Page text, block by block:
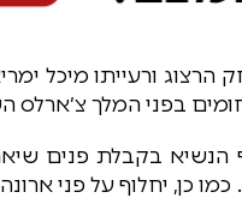
ורעייתו מיכל
בפני המלך
בקבלת פנים
כמו כן, יחלוף על פני